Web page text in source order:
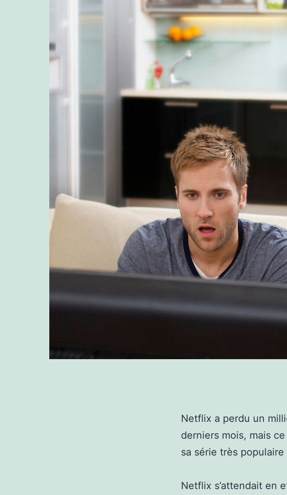
Netflix a perdu un
derniers mois, mais
sa série très
Netflix s’attendait en